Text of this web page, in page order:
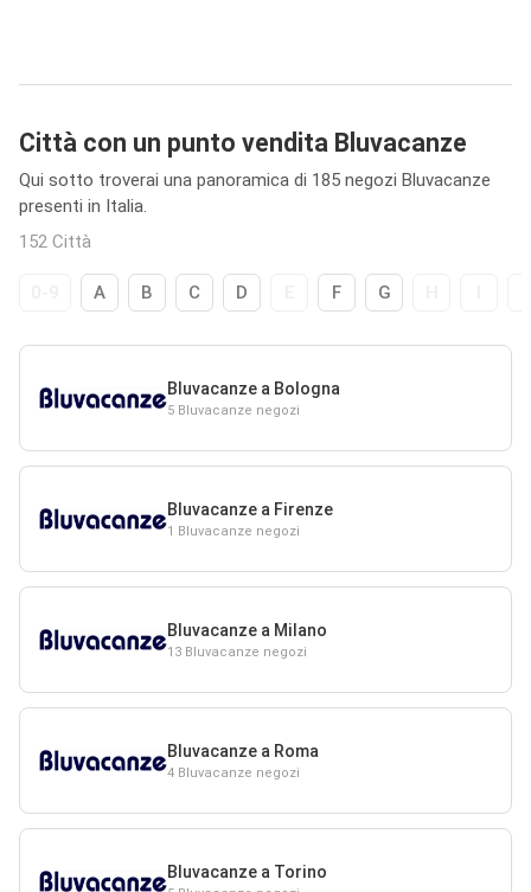
Città con un punto vendita Bluvacanze
Qui sotto troverai una panoramica di 185 negozi Bluvacanze
presenti in Italia.
152 Città
A B C D F G
Bluvacanze a Bologna
5 Bluvacanze negozi
Bluvacanze a Firenze
1 Bluvacanze negozi
Bluvacanze a Milano
13 Bluvacanze negozi
Bluvacanze a Roma
4 Bluvacanze negozi
Bluvacanze a Torino